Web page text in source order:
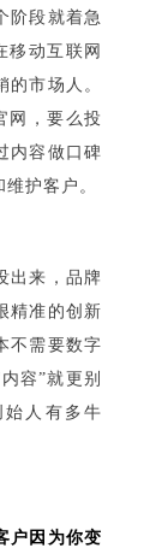
阶段就着急
移动互联网
市场人。
网，要么投
内容做口碑
护客户。
出来，品牌
精准的创新
不需要数字
容”就更别
人有多牛
户因为你变